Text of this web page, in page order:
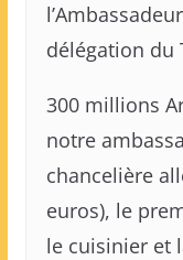
délégation du
300 millions
notre
chancelière
euros), le
le cuisinier et